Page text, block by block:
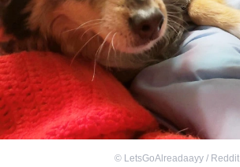
© LetsGoAlreadaayy / Reddit